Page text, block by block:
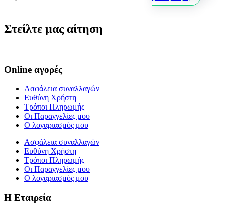
Στείλτε μας αίτηση
Online αγορές
Ασφάλεια συναλλαγών
Ευθύνη Χρήστη
Τρόποι Πληρωμής
Οι Παραγγελίες μου
Ο λογαριασμός μου
Ασφάλεια συναλλαγών
Ευθύνη Χρήστη
Τρόποι Πληρωμής
Οι Παραγγελίες μου
Ο λογαριασμός μου
Η Εταιρεία